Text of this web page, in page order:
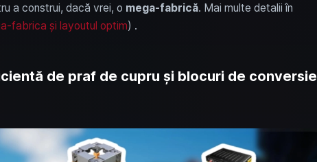
a construi, dacă vrei, o mega-fabrică. Mai multe detalii în
fabrica și layoutul optim) .
de praf de cupru și blocuri de conversie